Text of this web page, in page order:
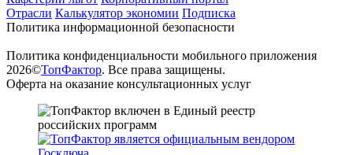
Отрасли Калькулятор экономии Подписка
Политика информационной безопасности
Политика конфиденциальности мобильного приложения
2026©ТопФактор. Все права защищены.
Оферта на оказание консультационных услуг